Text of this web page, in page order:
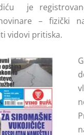
je
– fizički
vidovi pritiska.